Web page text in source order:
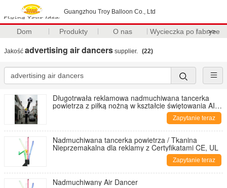
Guangzhou Troy Balloon Co., Ltd
Dom Produkty O nas Wycieczka po fabryce
>>
Jakość advertising air dancers supplier. (22)
Długotrwała reklamowa nadmuchiwana tancerka
powietrza z piłką nożną w kształcie świętowania AIR-
Zapytanie teraz
Nadmuchiwana tancerka powietrza / Tkanina
Nieprzemakalna dla reklamy z Certyfikatami CE, UL
Zapytanie teraz
Nadmuchiwany Air Dancer